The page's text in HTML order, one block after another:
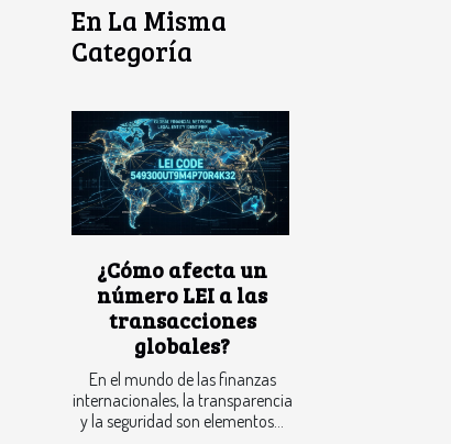
En La Misma
Categoría
¿Cómo afecta un
número LEI a las
transacciones
globales?
En el mundo de las finanzas
internacionales, la transparencia
y la seguridad son elementos...